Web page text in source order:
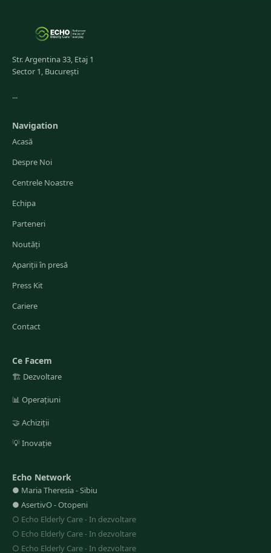
Str. Argentina 33, Etaj 1
Sector 1, București
...
Navigation
Acasă
Despre Noi
Centrele Noastre
Echipa
Parteneri
Noutăți
Apariții în presă
Press Kit
Cariere
Contact
Ce Facem
🏗️ Dezvoltare
📊 Operațiuni
🤝 Achiziții
💡Inovație
Echo Network
● Maria Theresia-Sibiu
● AsertivO-Otopeni
○ Echo Elderly Care-In dezvoltare
○ Echo Elderly Care-In dezvoltare
○ Echo Elderly Care-In dezvoltare